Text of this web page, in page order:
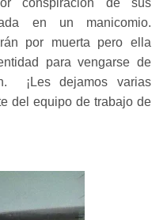
conspiración de sus
en un manicomio.
por muerta pero ella
para vengarse de
¡Les dejamos varias
del equipo de trabajo de